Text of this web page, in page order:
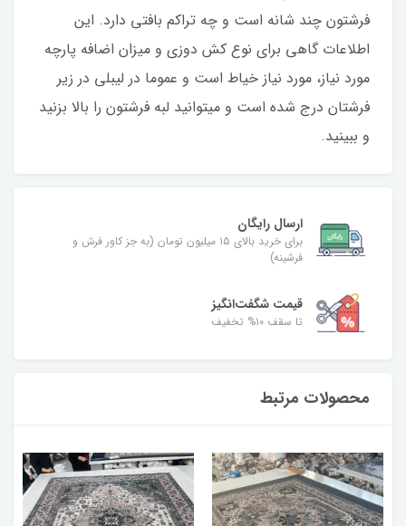
فرشتون چند شانه است و چه تراکم بافتی دارد. این
اطلاعات گاهی برای نوع کش دوزی و میزان اضافه پارچه
مورد نیاز، مورد نیاز خیاط است و عموما در لیبلی در زیر
فرشتان درج شده است و میتوانید لبه فرشتون را بالا بزنید
و ببینید.
ارسال رایگان
برای خرید بالای ۱۵ میلیون تومان (به جز کاور فرش و
فرشینه)
قیمت شگفت‌انگیز
تا سقف ۱۰% تخفیف
محصولات مرتبط